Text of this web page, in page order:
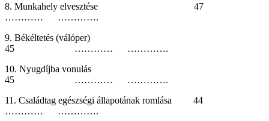
8. Munkahely elvesztése 47
………… ………….
9. Békéltetés (válóper)
45 ………… ………….
10. Nyugdíjba vonulás
45 ………… ………….
11. Családtag egészségi állapotának romlása 44
………… ………….